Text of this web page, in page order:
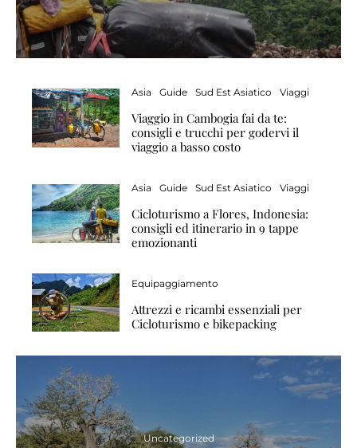
Asia Guide Sud Est Asiatico Viaggi
Viaggio in Cambogia fai da te:
consigli e trucchi per godervi il
viaggio a basso costo
Asia Guide Sud Est Asiatico Viaggi
Cicloturismo a Flores, Indonesia:
consigli ed itinerario in 9 tappe
emozionanti
Equipaggiamento
Attrezzi e ricambi essenziali per
Cicloturismo e bikepacking
Uncategorized